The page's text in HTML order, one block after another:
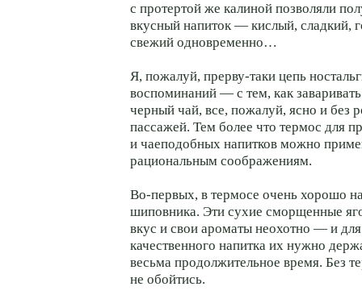
с протертой же калиной позволяли
вкусный напиток — кислый, сладкий,
свежий одновременно…
Я, пожалуй, прерву-таки цепь
воспоминаний — с тем, как
черный чай, все, пожалуй, ясно и без
пассажей. Тем более что термос для
и чаеподобных напитков можно
рациональным соображениям.
Во-первых, в термосе очень хорошо
шиповника. Эти сухие сморщенные
вкус и свои ароматы неохотно — и
качественного напитка их нужно
весьма продолжительное время. Без
не обойтись.